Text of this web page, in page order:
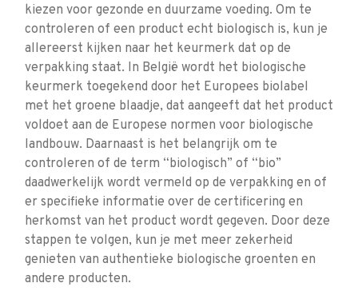
kiezen voor gezonde en duurzame voeding. Om te
controleren of een product echt biologisch is, kun je
allereerst kijken naar het keurmerk dat op de
verpakking staat. In België wordt het biologische
keurmerk toegekend door het Europees biolabel
met het groene blaadje, dat aangeeft dat het product
voldoet aan de Europese normen voor biologische
landbouw. Daarnaast is het belangrijk om te
controleren of de term “biologisch” of “bio”
daadwerkelijk wordt vermeld op de verpakking en of
er specifieke informatie over de certificering en
herkomst van het product wordt gegeven. Door deze
stappen te volgen, kun je met meer zekerheid
genieten van authentieke biologische groenten en
andere producten.